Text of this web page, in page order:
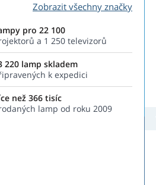
Zobrazit všechny značky
pro 22 100
a 1 250 televizorů
220 lamp skladem
k expedici
než 366 tisíc
lamp od roku 2009